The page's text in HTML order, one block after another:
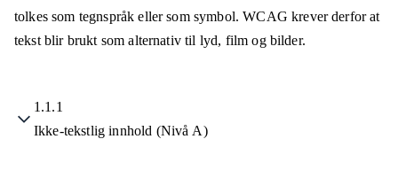
tolkes som tegnspråk eller som symbol. WCAG krever derfor at
tekst blir brukt som alternativ til lyd, film og bilder.
1.1.1
Ikke-tekstlig innhold (Nivå A)